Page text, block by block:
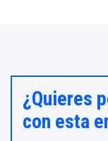
¿Quieres
con esta